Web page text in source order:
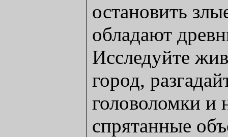
остановить
обладают
Исследуйте
город,
головоломки и
спрятанные